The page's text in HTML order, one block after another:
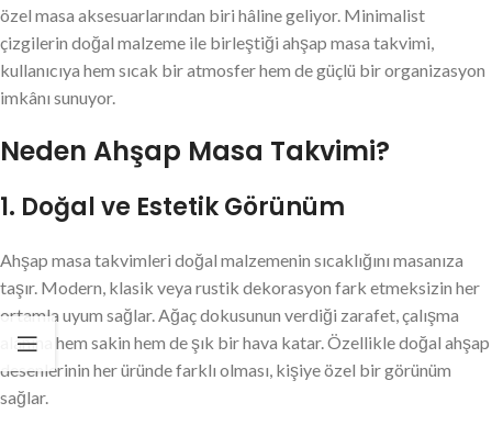
özel masa aksesuarlarından biri hâline geliyor. Minimalist
çizgilerin doğal malzeme ile birleştiği ahşap masa takvimi,
kullanıcıya hem sıcak bir atmosfer hem de güçlü bir organizasyon
imkânı sunuyor.
Neden Ahşap Masa Takvimi?
1. Doğal ve Estetik Görünüm
Ahşap masa takvimleri doğal malzemenin sıcaklığını masanıza
taşır. Modern, klasik veya rustik dekorasyon fark etmeksizin her
ortamla uyum sağlar. Ağaç dokusunun verdiği zarafet, çalışma
alanına hem sakin hem de şık bir hava katar. Özellikle doğal ahşap
desenlerinin her üründe farklı olması, kişiye özel bir görünüm
sağlar.